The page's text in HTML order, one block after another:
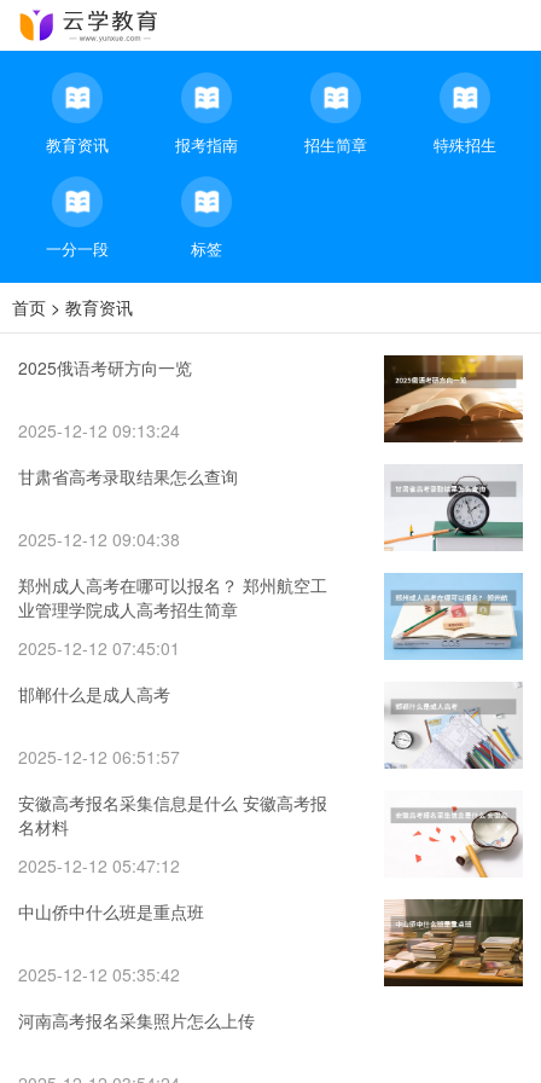
教育资讯 报考指南 招生简章 特殊招生
一分一段 标签
首页 > 教育资讯
2025俄语考研方向一览
2025-12-12 09:13:24
甘肃省高考录取结果怎么查询
2025-12-12 09:04:38
郑州成人高考在哪可以报名？ 郑州航空工
业管理学院成人高考招生简章
2025-12-12 07:45:01
邯郸什么是成人高考
2025-12-12 06:51:57
安徽高考报名采集信息是什么 安徽高考报
名材料
2025-12-12 05:47:12
中山侨中什么班是重点班
2025-12-12 05:35:42
河南高考报名采集照片怎么上传